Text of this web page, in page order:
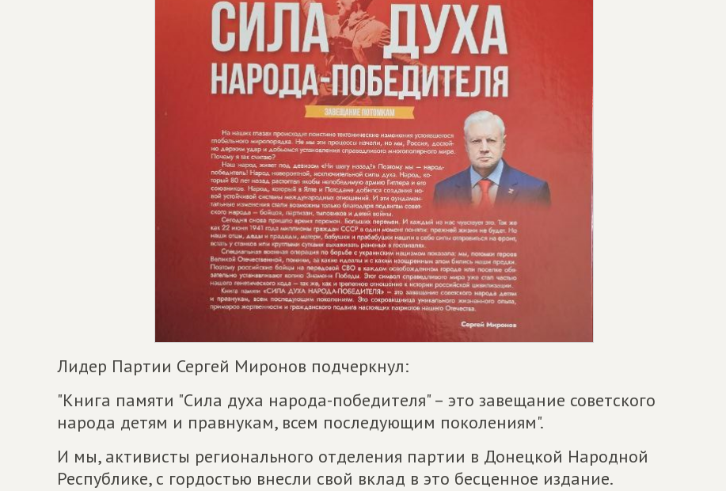
Лидер Партии Сергей Миронов подчеркнул:
"Книга памяти "Сила духа народа-победителя" – это завещание советского
народа детям и правнукам, всем последующим поколениям".
И мы, активисты регионального отделения партии в Донецкой Народной
Республике, с гордостью внесли свой вклад в это бесценное издание.